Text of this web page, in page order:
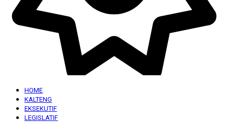
HOME
KALTENG
EKSEKUTIF
LEGISLATIF